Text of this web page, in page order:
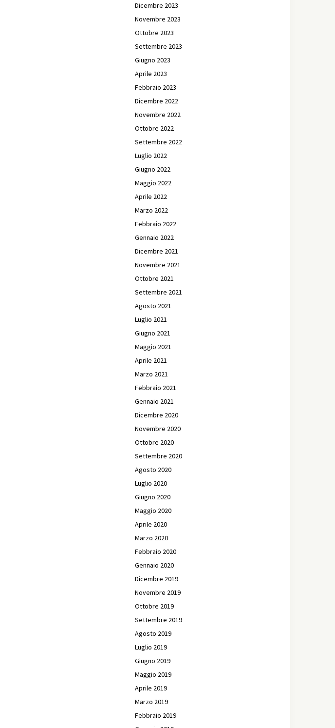
Dicembre 2023
Novembre 2023
Ottobre 2023
Settembre 2023
Giugno 2023
Aprile 2023
Febbraio 2023
Dicembre 2022
Novembre 2022
Ottobre 2022
Settembre 2022
Luglio 2022
Giugno 2022
Maggio 2022
Aprile 2022
Marzo 2022
Febbraio 2022
Gennaio 2022
Dicembre 2021
Novembre 2021
Ottobre 2021
Settembre 2021
Agosto 2021
Luglio 2021
Giugno 2021
Maggio 2021
Aprile 2021
Marzo 2021
Febbraio 2021
Gennaio 2021
Dicembre 2020
Novembre 2020
Ottobre 2020
Settembre 2020
Agosto 2020
Luglio 2020
Giugno 2020
Maggio 2020
Aprile 2020
Marzo 2020
Febbraio 2020
Gennaio 2020
Dicembre 2019
Novembre 2019
Ottobre 2019
Settembre 2019
Agosto 2019
Luglio 2019
Giugno 2019
Maggio 2019
Aprile 2019
Marzo 2019
Febbraio 2019